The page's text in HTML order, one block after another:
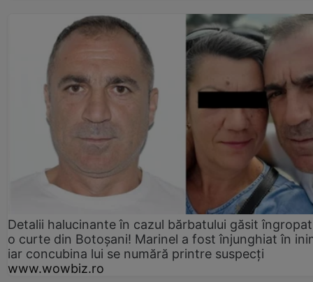
Detalii halucinante în cazul bărbatului găsit
o curte din Botoșani! Marinel a fost înjunghiat în
iar concubina lui se numără printre suspecți
www.wowbiz.ro